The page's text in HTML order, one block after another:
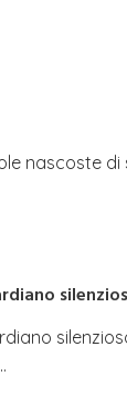
nascoste di